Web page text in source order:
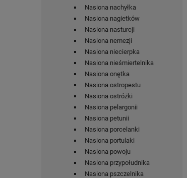
Nasiona nachyłka
Nasiona nagietków
Nasiona nasturcji
Nasiona nemezji
Nasiona niecierpka
Nasiona nieśmiertelnika
Nasiona onętka
Nasiona ostropestu
Nasiona ostróżki
Nasiona pelargonii
Nasiona petunii
Nasiona porcelanki
Nasiona portulaki
Nasiona powoju
Nasiona przypołudnika
Nasiona pszczelnika